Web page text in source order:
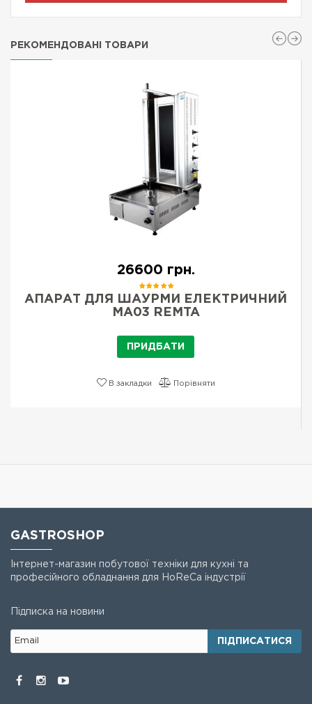
РЕКОМЕНДОВАНІ ТОВАРИ
26600 грн.
АПАРАТ ДЛЯ ШАУРМИ ЕЛЕКТРИЧНИЙ
MA03 REMTA
ПРИДБАТИ
В закладки Порівняти
GASTROSHOP
Інтернет-магазин побутової техніки для кухні та
професійного обладнання для HoReCa індустрії
Підписка на новини
ПІДПИСАТИСЯ